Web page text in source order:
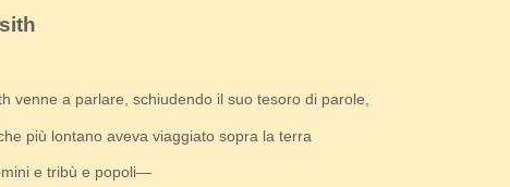
venne a parlare, schiudendo il suo tesoro di parole,
più lontano aveva viaggiato sopra la terra
e tribù e popoli—